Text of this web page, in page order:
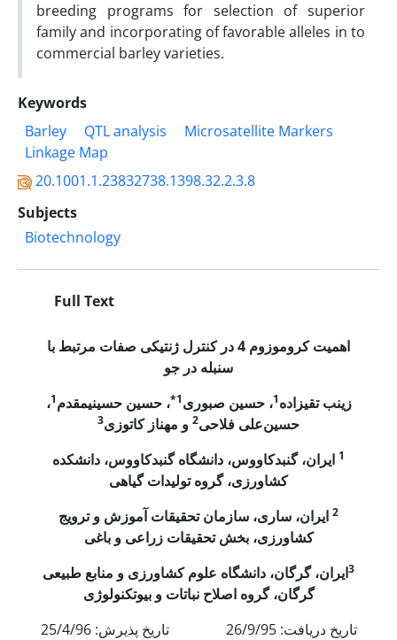
breeding programs for selection of superior
family and incorporating of favorable alleles in to
commercial barley varieties.
Keywords
Barley
QTL analysis
Microsatellite Markers
Linkage Map
20.1001.1.23832738.1398.32.2.3.8
Subjects
Biotechnology
Full Text
اهمیت کروموزوم 4 در کنترل ژنتیکی صفات مرتبط با
سنبله در جو
زینب تقی­زاده1، حسین صبوری1* ، حسین حسینی­مقدم1،
حسین‌علی فلاحی2 و مهناز کاتوزی3
1 ایران، گنبدکاووس، دانشگاه گنبدکاووس، دانشکده
کشاورزی، گروه تولیدات گیاهی
2 ایران، ساری، سازمان تحقیقات آموزش و ترویج
کشاورزی، بخش تحقیقات زراعی و باغی
3ایران،گرگان، دانشگاه علوم کشاورزی و منابع طبیعی
گرگان،گروه اصلاح نباتات و بیوتکنولوژی
تاریخ دریافت: 26/9/95 تاریخ پذیرش: 25/4/96